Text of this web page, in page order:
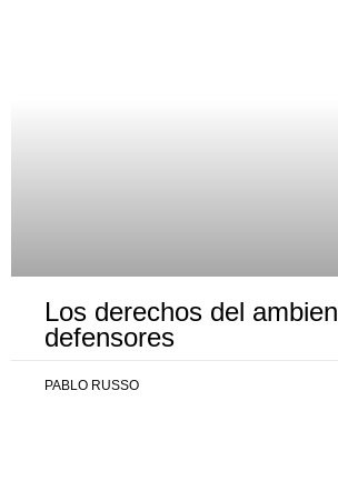
Los derechos del
defensores
PABLO RUSSO